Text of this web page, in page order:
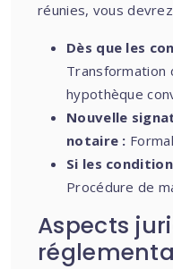
réunies, vous
Dès que les
Transformation
hypothèque
Nouvelle
notaire :
Si les
Procédure de
Aspects